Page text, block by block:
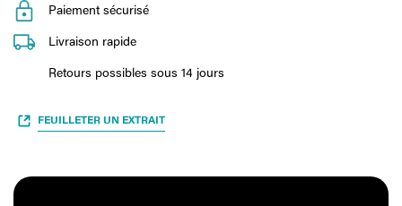
Paiement sécurisé
Livraison rapide
Retours possibles sous 14 jours
FEUILLETER UN EXTRAIT